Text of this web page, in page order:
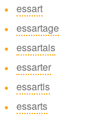
essart
essartage
essartais
essarter
essartis
essarts